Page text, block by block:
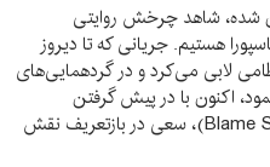
شده، شاهد چرخش روایتی
هستیم. جریانی که تا دیروز
لابی می‌کرد و در گردهمایی‌های
اکنون با در پیش گرفتن
استراتژی «سلب مسئولیت» (Blame Shifting)، سعی در بازتعریف نقش